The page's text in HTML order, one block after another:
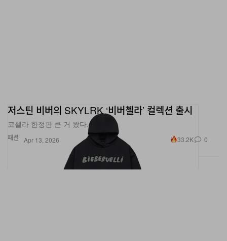
패션
저스틴 비버의 SKYLRK ‘비버첼라’ 컬렉션 출시
코첼라 한정판 큰 거 왔다.
Apr 13, 2026 33.2K 0